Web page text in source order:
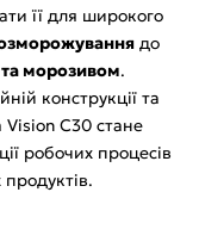
її для широкого
до
морозивом.
конструкції та
C30 стане
робочих процесів